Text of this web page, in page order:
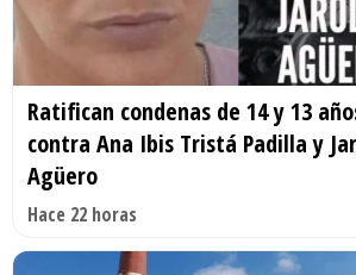
Ratifican condenas de 14 y 13
contra Ana Ibis Tristá Padilla y
Agüero
Hace 22 horas